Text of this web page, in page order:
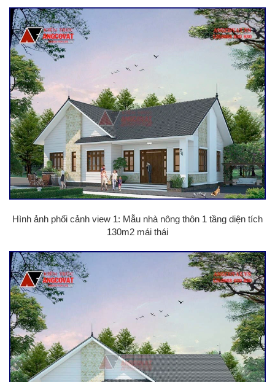
Hình ảnh phối cảnh view 1: Mẫu nhà nông thôn 1 tầng diện tích
130m2 mái thái